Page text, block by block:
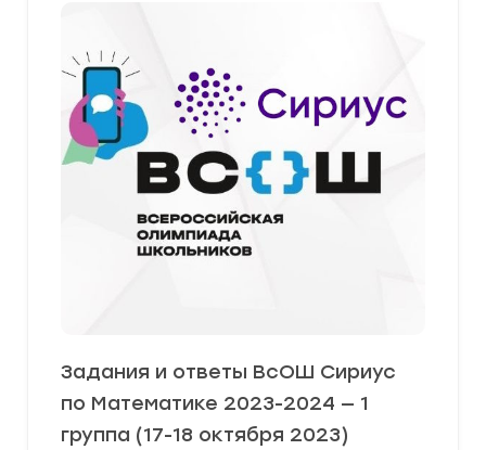
Задания и ответы ВсОШ Сириус
по Математике 2023-2024 — 1
группа (17-18 октября 2023)